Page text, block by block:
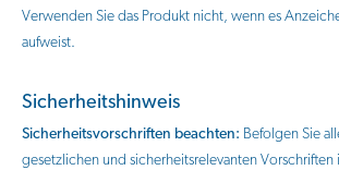
Verwenden Sie das Produkt nicht, wenn es
aufweist.
Sicherheitshinweis
Sicherheitsvorschriften beachten: Befolgen Sie
gesetzlichen und sicherheitsrelevanten Vorschriften